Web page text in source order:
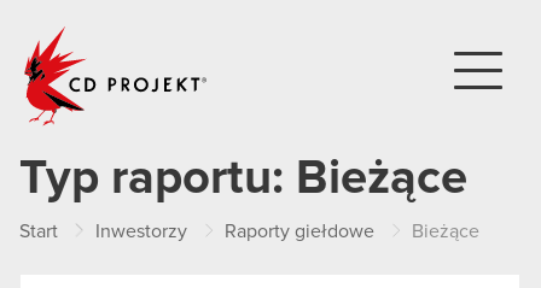
Typ raportu: Bieżące
Start Inwestorzy Raporty giełdowe Bieżące